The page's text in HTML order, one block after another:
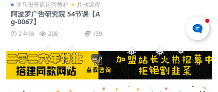
❅ ❅
❅ ❅ ❅
❅
❅
❅
亚马逊开店运营教程 其他课程
阿波罗广告研究院 54节课【A
g-0067】
2 年前 208 139